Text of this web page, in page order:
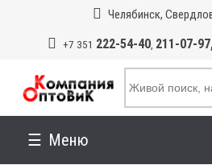
Челябинск,
+7 351 222-54-40, 211-07-
Меню